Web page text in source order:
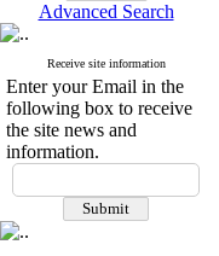
Advanced Search
Receive site information
Enter your Email in the
following box to receive
the site news and
information.